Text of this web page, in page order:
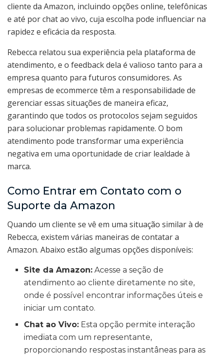
cliente da Amazon, incluindo opções online, telefônicas
e até por chat ao vivo, cuja escolha pode influenciar na
rapidez e eficácia da resposta.
Rebecca relatou sua experiência pela plataforma de
atendimento, e o feedback dela é valioso tanto para a
empresa quanto para futuros consumidores. As
empresas de ecommerce têm a responsabilidade de
gerenciar essas situações de maneira eficaz,
garantindo que todos os protocolos sejam seguidos
para solucionar problemas rapidamente. O bom
atendimento pode transformar uma experiência
negativa em uma oportunidade de criar lealdade à
marca.
Como Entrar em Contato com o
Suporte da Amazon
Quando um cliente se vê em uma situação similar à de
Rebecca, existem várias maneiras de contatar a
Amazon. Abaixo estão algumas opções disponíveis:
Site da Amazon: Acesse a seção de
atendimento ao cliente diretamente no site,
onde é possível encontrar informações úteis e
iniciar um contato.
Chat ao Vivo: Esta opção permite interação
imediata com um representante,
proporcionando respostas instantâneas para as